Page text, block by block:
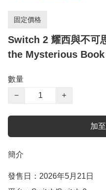
固定價格
Switch 2 耀西與不可
the Mysterious Book
數量
−
+
加
簡介
發售日：2026年5月21日